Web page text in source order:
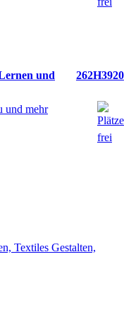
und
262H3920
und mehr
Textiles Gestalten,